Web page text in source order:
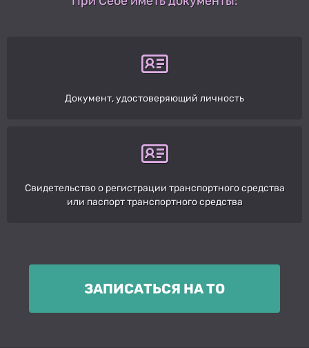
Документ, удостоверяющий личность
Свидетельство о регистрации транспортного средства
или паспорт транспортного средства
ЗАПИСАТЬСЯ НА ТО